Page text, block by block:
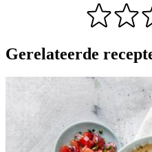
Gerelateerde